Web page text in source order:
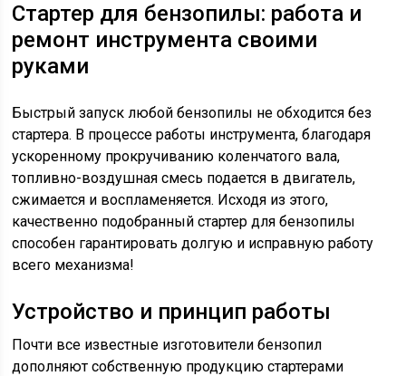
Стартер для бензопилы: работа и
ремонт инструмента своими
руками
Быстрый запуск любой бензопилы не обходится без
стартера. В процессе работы инструмента, благодаря
ускоренному прокручиванию коленчатого вала,
топливно-воздушная смесь подается в двигатель,
сжимается и воспламеняется. Исходя из этого,
качественно подобранный стартер для бензопилы
способен гарантировать долгую и исправную работу
всего механизма!
Устройство и принцип работы
Почти все известные изготовители бензопил
дополняют собственную продукцию стартерами